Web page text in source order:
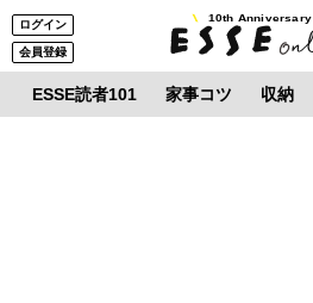
ログイン
会員登録
10th Anniversary
ESSE読者101 家事コツ 収納